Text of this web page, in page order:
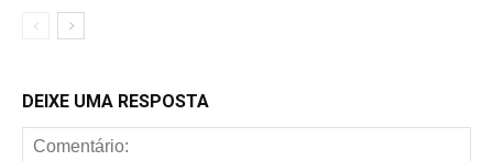
DEIXE UMA RESPOSTA